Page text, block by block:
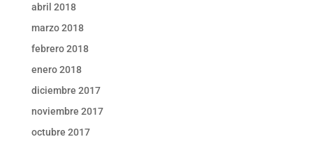
abril 2018
marzo 2018
febrero 2018
enero 2018
diciembre 2017
noviembre 2017
octubre 2017